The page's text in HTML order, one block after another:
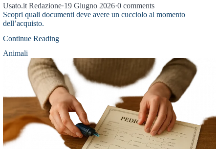
Usato.it Redazione·19 Giugno 2026·0 comments
Scopri quali documenti deve avere un cucciolo al momento
dell’acquisto.
Continue Reading
Animali